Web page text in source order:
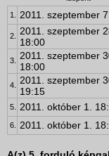
1.
2011. szeptember
2.
2011. szeptember
18:00
3.
2011. szeptember
18:00
4.
2011. szeptember
19:15
5. 2011. október 1.
6. 2011. október 1.